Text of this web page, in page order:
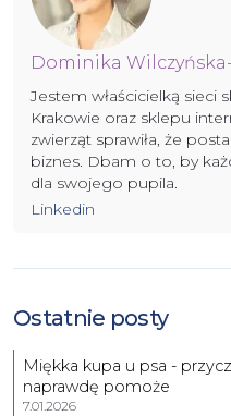
Dominika
Jestem właścicielką
Krakowie oraz sklepu
zwierząt sprawiła, że
biznes. Dbam o to, by
dla swojego pupila.
Linkedin
Ostatnie posty
Miękka kupa u psa -
naprawdę pomoże
7.01.2026